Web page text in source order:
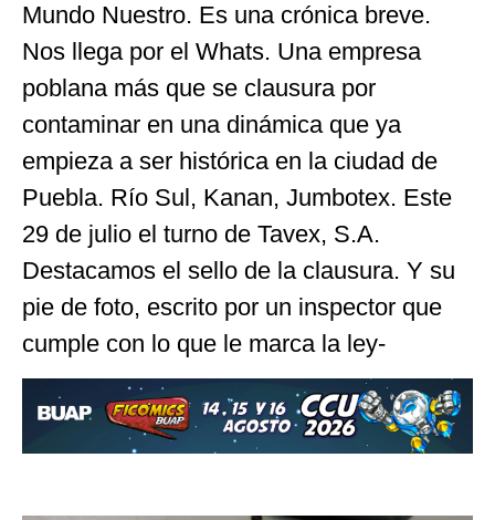
Mundo Nuestro. Es una crónica breve.
Nos llega por el Whats. Una empresa
poblana más que se clausura por
contaminar en una dinámica que ya
empieza a ser histórica en la ciudad de
Puebla. Río Sul, Kanan, Jumbotex. Este
29 de julio el turno de Tavex, S.A.
Destacamos el sello de la clausura. Y su
pie de foto, escrito por un inspector que
cumple con lo que le marca la ley-